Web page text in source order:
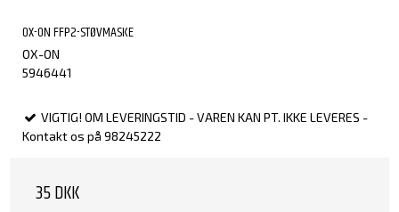
OX-ON FFP2-STØVMASKE
OX-ON
5946441
VIGTIG! OM LEVERINGSTID - VAREN KAN PT. IKKE LEVERES -
Kontakt os på 98245222
35 DKK